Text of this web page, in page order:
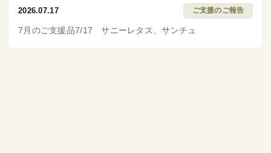
2026.07.17 ご支援のご報告
7月のご支援品7/17 サニーレタス、サンチュ